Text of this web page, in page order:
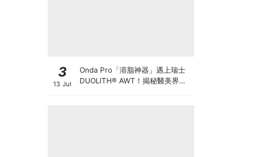
3
13 Jul
Onda Pro「溶脂神器」遇上瑞士
DUOLITH® AWT！揭秘醫美界悄